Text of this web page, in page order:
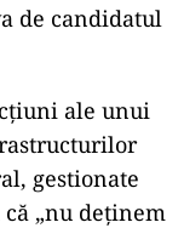
de candidatul
ale unui
gestionate
că „nu deținem